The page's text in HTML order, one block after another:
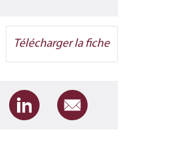
Télécharger la fiche